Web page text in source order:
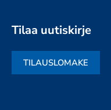
Tilaa uutiskirje
TILAUSLOMAKE